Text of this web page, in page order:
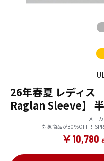
26年春夏 レディ
Raglan Sleeve】
メー
対象商品が30％OFF！
￥10,780